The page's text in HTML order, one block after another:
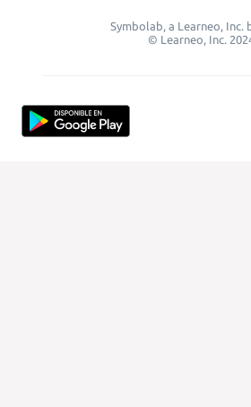
Symbolab, a Learneo, Inc.
© Learneo, Inc.